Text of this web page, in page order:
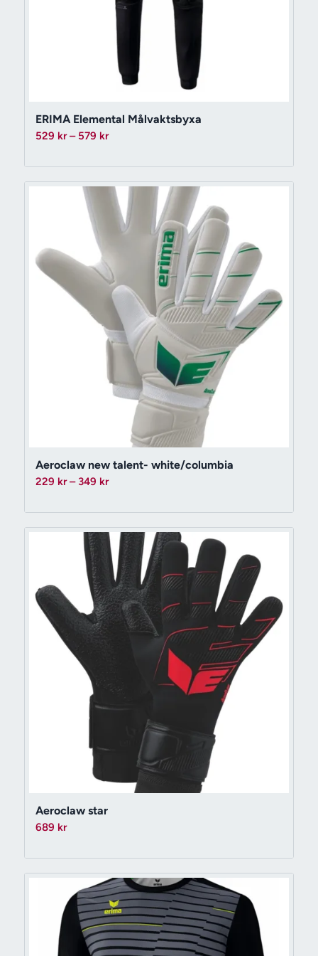
ERIMA Elemental Målvaktsbyxa
529 kr – 579 krPrisintervall:
till
579 kr
Aeroclaw new talent- white/columbia
229 kr – 349 krPrisintervall:
till
349 kr
Aeroclaw star
689 kr